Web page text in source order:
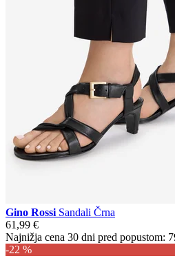
Gino Rossi Sandali Črna
61,99 €
Najnižja cena 30 dni pred popustom:
-22 %